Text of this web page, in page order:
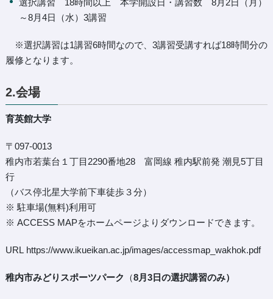
選択講習 18時間以上 本学開設日・講習数 8月2日（月）
～8月4日（水）3講習
※選択講習は1講習6時間なので、3講習受講すれば18時間分の
履修となります。
2.会場
育英館大学
〒097-0013
稚内市若葉台１丁目2290番地28 富岡線 稚内駅前発 潮見5丁目
行
（バス停北星大学前下車徒歩３分）
※ 駐車場(無料)利用可
※ ACCESS MAPをホームページよりダウンロードできます。
URL https://www.ikueikan.ac.jp/images/accessmap_wakhok.pdf
稚内市みどりスポーツパーク （8月3日の選択講習のみ）